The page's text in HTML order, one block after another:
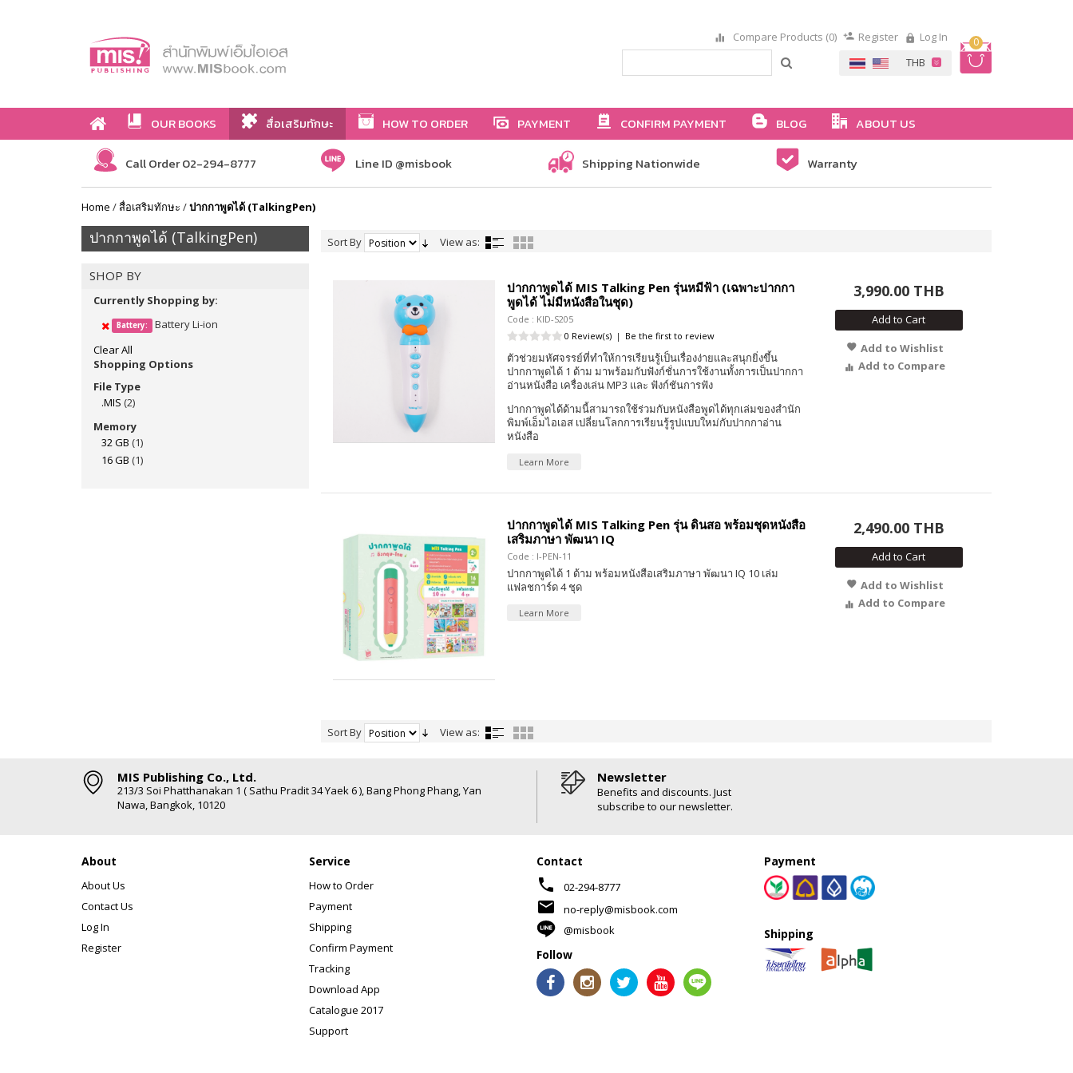
0
Compare Products (0) Register Log In
OUR BOOKS สื่อเสริมทักษะ HOW TO ORDER PAYMENT CONFIRM PAYMENT BLOG ABOUT US
Call Order 02-294-8777 Line ID @misbook Shipping Nationwide Warranty
Home /สื่อเสริมทักษะ /ปากกาพูดได้ (TalkingPen)
ปากกาพูดได้ (TalkingPen)
SHOP BY
Currently Shopping by:
Battery:
Battery Li-ion
Clear All
Shopping Options
File Type
.MIS (2)
Memory
32 GB (1)
16 GB (1)
Sort By View as:
ปากกาพูดได้ MIS Talking Pen รุ่นหมีฟ้า (เฉพาะปากกา
พูดได้ ไม่มีหนังสือในชุด)
Code : KID-S205
0 Review(s) | Be the first to review
ตัวช่วยมหัศจรรย์ที่ทำให้การเรียนรู้เป็นเรื่องง่ายและสนุกยิ่งขึ้น
ปากกาพูดได้ 1 ด้าม มาพร้อมกับฟังก์ชั่นการใช้งานทั้งการเป็นปากกา
อ่านหนังสือ เครื่องเล่น MP3 และ ฟังก์ชันการฟัง
ปากกาพูดได้ด้ามนี้สามารถใช้ร่วมกับหนังสือพูดได้ทุกเล่มของสำนัก
พิมพ์เอ็มไอเอส เปลี่ยนโลกการเรียนรู้รูปแบบใหม่กับปากกาอ่าน
หนังสือ
Learn More
3,990.00 THB
Add to Cart
Add to Wishlist
Add to Compare
ปากกาพูดได้ MIS Talking Pen รุ่น ดินสอ พร้อมชุดหนังสือ
เสริมภาษา พัฒนา IQ
Code : I-PEN-11
ปากกาพูดได้ 1 ด้าม พร้อมหนังสือเสริมภาษา พัฒนา IQ 10 เล่ม
แฟลชการ์ด 4 ชุด
Learn More
2,490.00 THB
Add to Cart
Add to Wishlist
Add to Compare
Sort By View as:
MIS Publishing Co., Ltd.
213/3 Soi Phatthanakan 1 ( Sathu Pradit 34 Yaek 6 ), Bang Phong Phang, Yan
Nawa, Bangkok, 10120
Newsletter
Benefits and discounts. Just
subscribe to our newsletter.
About
About Us
Contact Us
Log In
Register
Service
How to Order
Payment
Shipping
Confirm Payment
Tracking
Download App
Catalogue 2017
Support
Contact
phone 02-294-8777
mail
no-reply@misbook.com
@misbook
Follow
Payment
Shipping